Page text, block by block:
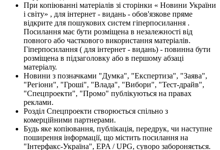
При копіюванні матеріалів зі сторінки « Новини України
і світу» , для інтернет - видань - обов'язкове пряме
відкрите для пошукових систем гіперпосилання .
Посилання має бути розміщена в незалежності від
повного або часткового використання матеріалів.
Гіперпосилання ( для інтернет - видань) - повинна бути
розміщена в підзаголовку або в першому абзаці
матеріалу.
Новини з позначками "Думка", "Експертиза", "Заява",
"Регіони", "Гроші", "Влада", "Вибори", "Тест-драйв",
"Спецпроекти", "Промо" публікуються на правах
реклами.
Розділ Спецпроекти створюється спільно з
комерційними партнерами.
Будь яке копіювання, публікація, передрук, чи наступне
поширення інформації, що містить посилання на
"Інтерфакс-Україна", EPA / UPG, суворо забороняється.